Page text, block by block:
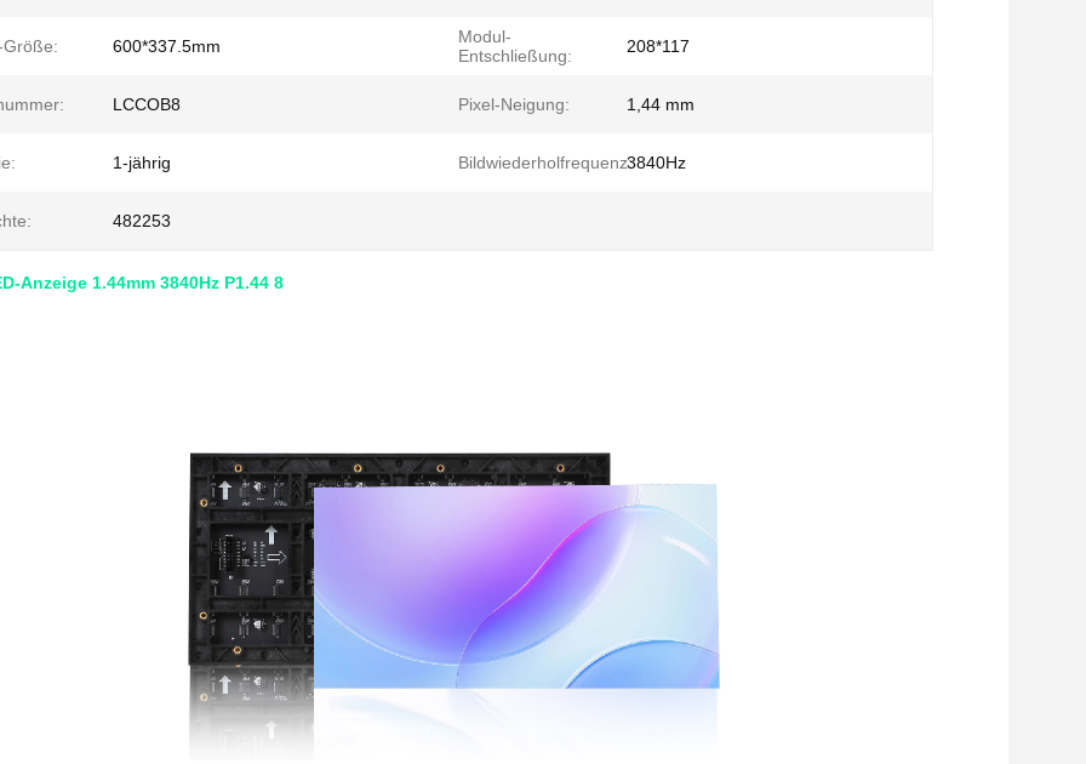
Größe: 600*337.5mm
Modul-
Entschließung:
208*117
LCCOB8 Pixel-Neigung: 1,44 mm
1-jährig Bildwiederholfrequenz:3840Hz
482253
Anzeige 1.44mm 3840Hz P1.44 8